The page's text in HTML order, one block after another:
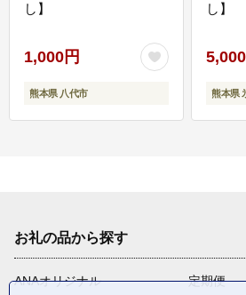
し】
1,000円
熊本県 八代市
し】
熊本県
お礼の品から探す
ANAオリジナル
定期便